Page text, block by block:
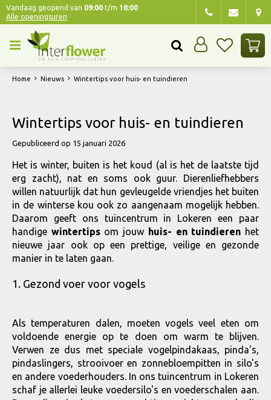
Home Nieuws Wintertips voor huis- en tuindieren
Vandaag geopend van 09:00 t/m 18:00
Alle openingsuren
Wintertips voor huis- en tuindieren
Gepubliceerd op 15 januari 2026
Het is winter, buiten is het koud (al is het de laatste tijd
erg zacht), nat en soms ook guur. Dierenliefhebbers
willen natuurlijk dat hun gevleugelde vriendjes het buiten
in de winterse kou ook zo aangenaam mogelijk hebben.
Daarom geeft ons tuincentrum in Lokeren een paar
handige wintertipsom jouw huis- en tuindieren het
nieuwe jaar ook op een prettige, veilige en gezonde
manier in te laten gaan.
1. Gezond voer voor vogels
Als temperaturen dalen, moeten vogels veel eten om
voldoende energie op te doen om warm te blijven.
Verwen ze dus met speciale vogelpindakaas, pinda's,
pindaslingers, strooivoer en zonnebloempitten in silo's
en andere voederhouders. In ons tuincentrum in Lokeren
schaf je allerlei leuke voedersilo's en voederschalen aan.